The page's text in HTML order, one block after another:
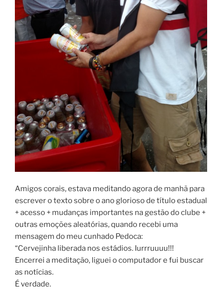
Amigos corais, estava meditando agora de manhã para
escrever o texto sobre o ano glorioso de título estadual
+ acesso + mudanças importantes na gestão do clube +
outras emoções aleatórias, quando recebi uma
mensagem do meu cunhado Pedoca:
“Cervejinha liberada nos estádios. Iurrruuuu!!!
Encerrei a meditação, liguei o computador e fui buscar
as notícias.
É verdade.